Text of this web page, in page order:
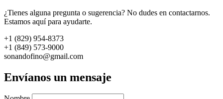
¿Tienes alguna pregunta o sugerencia? No dudes en contactarnos.
Estamos aquí para ayudarte.
+1 (829) 954-8373
+1 (849) 573-9000
sonandofino@gmail.com
Envíanos un mensaje